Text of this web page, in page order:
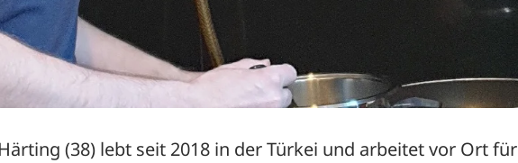
(38) lebt seit 2018 in der Türkei und arbeitet vor Ort für